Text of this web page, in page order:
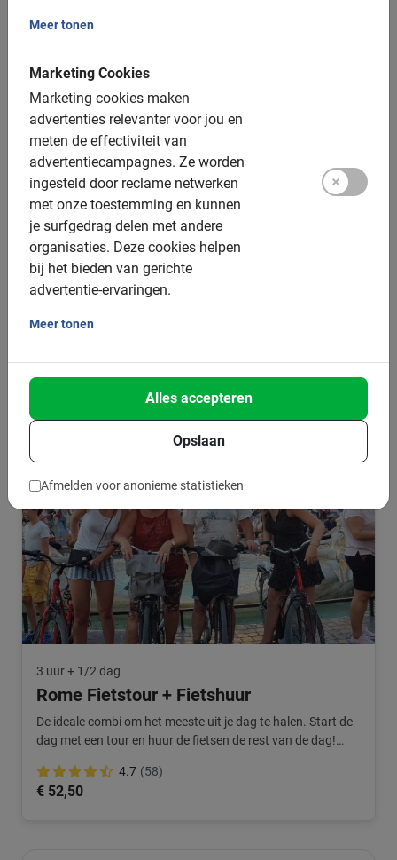
Meer tonen
Marketing Cookies
Marketing cookies maken
advertenties relevanter voor jou en
meten de effectiviteit van
advertentiecampagnes. Ze worden
ingesteld door reclame netwerken
met onze toestemming en kunnen
je surfgedrag delen met andere
organisaties. Deze cookies helpen
bij het bieden van gerichte
advertentie-ervaringen.
Meer tonen
Opslaan
Alles accepteren
Afmelden voor anonieme statistieken
3 uur
Rome Colosseum en Forum Wandeling
Rome door het Colosseum & Forum. Een absolute must als
3 uur + 1/2 dag
Rome Fietstour + Fietshuur
De ideale combi om het meeste uit je dag te halen. Start de
dag met een tour en huur de fietsen de rest van de dag!
4.7 (58)
€ 52,50